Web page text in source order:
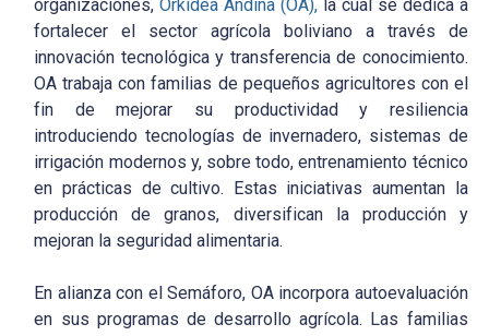
organizaciones,Orkidea Andina (OA), la cual se dedica a
fortalecer el sector agrícola boliviano a través de
innovación tecnológica y transferencia de conocimiento.
OA trabaja con familias de pequeños agricultores con el
fin de mejorar su productividad y resiliencia
introduciendo tecnologías de invernadero, sistemas de
irrigación modernos y, sobre todo, entrenamiento técnico
en prácticas de cultivo. Estas iniciativas aumentan la
producción de granos, diversifican la producción y
mejoran la seguridad alimentaria.
En alianza con el Semáforo, OA incorpora autoevaluación
en sus programas de desarrollo agrícola. Las familias